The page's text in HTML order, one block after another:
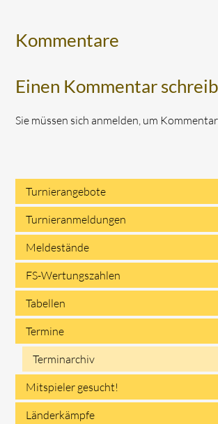
Kommentare
Einen Kommentar
Sie müssen sich anmelden, um
Navigation
überspringen
Turnierangebote
Turnieranmeldungen
Meldestände
FS-Wertungszahlen
Tabellen
Termine
Terminarchiv
Mitspieler gesucht!
Länderkämpfe